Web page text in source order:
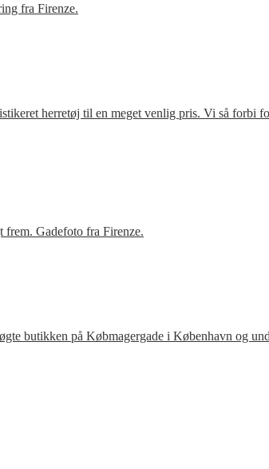
fra Firenze.
herretøj til en meget venlig pris. Vi så forbi
frem. Gadefoto fra Firenze.
butikken på Købmagergade i København og